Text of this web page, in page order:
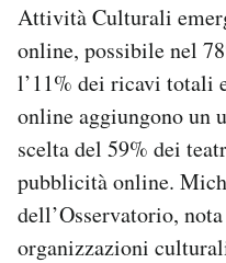
Attività Culturali
online, possibile nel
l’11% dei ricavi totali
online aggiungono un
scelta del 59% dei
pubblicità online.
dell’Osservatorio,
organizzazioni